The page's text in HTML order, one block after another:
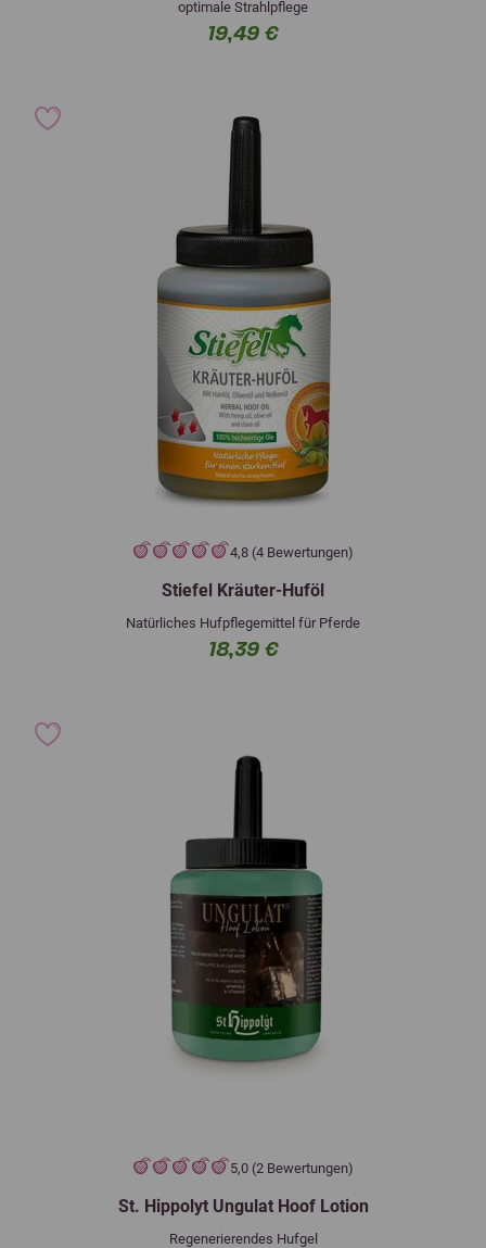
optimale Strahlpflege
19,49 €
4,8 (4 Bewertungen)
Stiefel Kräuter-Huföl
Natürliches Hufpflegemittel für Pferde
18,39 €
5,0 (2 Bewertungen)
St. Hippolyt Ungulat Hoof Lotion
Regenerierendes Hufgel